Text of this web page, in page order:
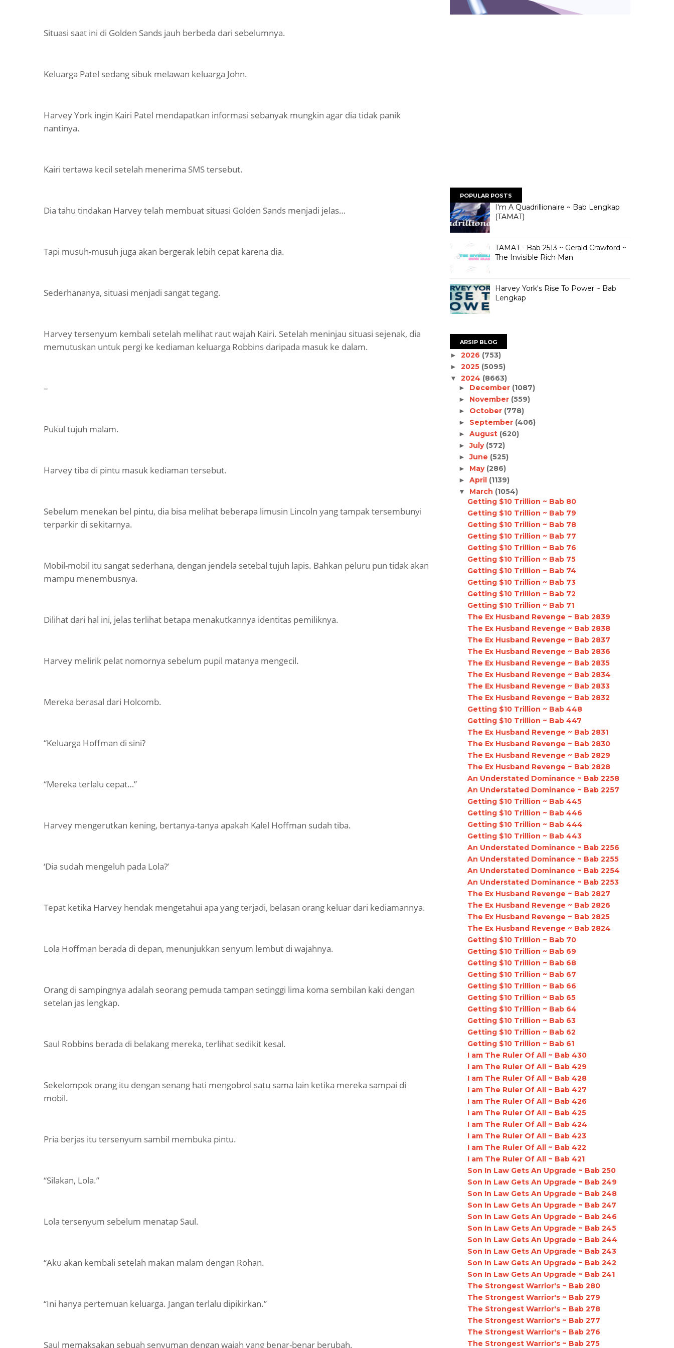
Situasi saat ini di Golden Sands jauh berbeda dari sebelumnya.
Keluarga Patel sedang sibuk melawan keluarga John.
Harvey York ingin Kairi Patel mendapatkan informasi sebanyak mungkin agar dia tidak panik
nantinya.
Kairi tertawa kecil setelah menerima SMS tersebut.
Dia tahu tindakan Harvey telah membuat situasi Golden Sands menjadi jelas…
Tapi musuh-musuh juga akan bergerak lebih cepat karena dia.
Sederhananya, situasi menjadi sangat tegang.
Harvey tersenyum kembali setelah melihat raut wajah Kairi. Setelah meninjau situasi sejenak, dia
memutuskan untuk pergi ke kediaman keluarga Robbins daripada masuk ke dalam.
–
Pukul tujuh malam.
Harvey tiba di pintu masuk kediaman tersebut.
Sebelum menekan bel pintu, dia bisa melihat beberapa limusin Lincoln yang tampak tersembunyi
terparkir di sekitarnya.
Mobil-mobil itu sangat sederhana, dengan jendela setebal tujuh lapis. Bahkan peluru pun tidak akan
mampu menembusnya.
Dilihat dari hal ini, jelas terlihat betapa menakutkannya identitas pemiliknya.
Harvey melirik pelat nomornya sebelum pupil matanya mengecil.
Mereka berasal dari Holcomb.
“Keluarga Hoffman di sini?
“Mereka terlalu cepat…”
Harvey mengerutkan kening, bertanya-tanya apakah Kalel Hoffman sudah tiba.
‘Dia sudah mengeluh pada Lola?’
Tepat ketika Harvey hendak mengetahui apa yang terjadi, belasan orang keluar dari kediamannya.
Lola Hoffman berada di depan, menunjukkan senyum lembut di wajahnya.
Orang di sampingnya adalah seorang pemuda tampan setinggi lima koma sembilan kaki dengan
setelan jas lengkap.
Saul Robbins berada di belakang mereka, terlihat sedikit kesal.
Sekelompok orang itu dengan senang hati mengobrol satu sama lain ketika mereka sampai di
mobil.
Pria berjas itu tersenyum sambil membuka pintu.
“Silakan, Lola.”
Lola tersenyum sebelum menatap Saul.
“Aku akan kembali setelah makan malam dengan Rohan.
“Ini hanya pertemuan keluarga. Jangan terlalu dipikirkan.”
Saul memaksakan sebuah senyuman dengan wajah yang benar-benar berubah.
POPULAR POSTS
I'm A Quadrillionaire ~ Bab Lengkap
(TAMAT)
TAMAT - Bab 2513 ~ Gerald Crawford ~
The Invisible Rich Man
Harvey York's Rise To Power ~ Bab
Lengkap
ARSIP BLOG
► 2026 (753)
► 2025 (5095)
▼ 2024 (8663)
► December (1087)
► November (559)
► October (778)
► September (406)
► August (620)
►July (572)
►June (525)
► May (286)
► April (1139)
▼ March (1054)
Getting $10 Trillion ~ Bab 80
Getting $10 Trillion ~ Bab 79
Getting $10 Trillion ~ Bab 78
Getting $10 Trillion ~ Bab 77
Getting $10 Trillion ~ Bab 76
Getting $10 Trillion ~ Bab 75
Getting $10 Trillion ~ Bab 74
Getting $10 Trillion ~ Bab 73
Getting $10 Trillion ~ Bab 72
Getting $10 Trillion ~ Bab 71
The Ex Husband Revenge ~ Bab 2839
The Ex Husband Revenge ~ Bab 2838
The Ex Husband Revenge ~ Bab 2837
The Ex Husband Revenge ~ Bab 2836
The Ex Husband Revenge ~ Bab 2835
The Ex Husband Revenge ~ Bab 2834
The Ex Husband Revenge ~ Bab 2833
The Ex Husband Revenge ~ Bab 2832
Getting $10 Trillion ~ Bab 448
Getting $10 Trillion ~ Bab 447
The Ex Husband Revenge ~ Bab 2831
The Ex Husband Revenge ~ Bab 2830
The Ex Husband Revenge ~ Bab 2829
The Ex Husband Revenge ~ Bab 2828
An Understated Dominance ~ Bab 2258
An Understated Dominance ~ Bab 2257
Getting $10 Trillion ~ Bab 445
Getting $10 Trillion ~ Bab 446
Getting $10 Trillion ~ Bab 444
Getting $10 Trillion ~ Bab 443
An Understated Dominance ~ Bab 2256
An Understated Dominance ~ Bab 2255
An Understated Dominance ~ Bab 2254
An Understated Dominance ~ Bab 2253
The Ex Husband Revenge ~ Bab 2827
The Ex Husband Revenge ~ Bab 2826
The Ex Husband Revenge ~ Bab 2825
The Ex Husband Revenge ~ Bab 2824
Getting $10 Trillion ~ Bab 70
Getting $10 Trillion ~ Bab 69
Getting $10 Trillion ~ Bab 68
Getting $10 Trillion ~ Bab 67
Getting $10 Trillion ~ Bab 66
Getting $10 Trillion ~ Bab 65
Getting $10 Trillion ~ Bab 64
Getting $10 Trillion ~ Bab 63
Getting $10 Trillion ~ Bab 62
Getting $10 Trillion ~ Bab 61
I am The Ruler Of All ~ Bab 430
I am The Ruler Of All ~ Bab 429
I am The Ruler Of All ~ Bab 428
I am The Ruler Of All ~ Bab 427
I am The Ruler Of All ~ Bab 426
I am The Ruler Of All ~ Bab 425
I am The Ruler Of All ~ Bab 424
I am The Ruler Of All ~ Bab 423
I am The Ruler Of All ~ Bab 422
I am The Ruler Of All ~ Bab 421
Son In Law Gets An Upgrade ~ Bab 250
Son In Law Gets An Upgrade ~ Bab 249
Son In Law Gets An Upgrade ~ Bab 248
Son In Law Gets An Upgrade ~ Bab 247
Son In Law Gets An Upgrade ~ Bab 246
Son In Law Gets An Upgrade ~ Bab 245
Son In Law Gets An Upgrade ~ Bab 244
Son In Law Gets An Upgrade ~ Bab 243
Son In Law Gets An Upgrade ~ Bab 242
Son In Law Gets An Upgrade ~ Bab 241
The Strongest Warrior's ~ Bab 280
The Strongest Warrior's ~ Bab 279
The Strongest Warrior's ~ Bab 278
The Strongest Warrior's ~ Bab 277
The Strongest Warrior's ~ Bab 276
The Strongest Warrior's ~ Bab 275